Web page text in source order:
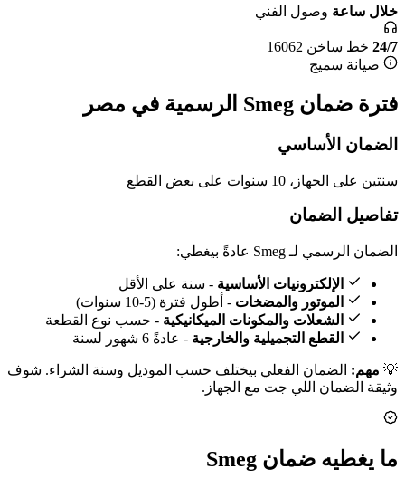
خلال ساعة وصول الفني
24/7 خط ساخن 16062
صيانة سميج
فترة ضمان Smeg الرسمية في مصر
الضمان الأساسي
سنتين على الجهاز، 10 سنوات على بعض القطع
تفاصيل الضمان
الضمان الرسمي لـ Smeg عادةً بيغطي:
الإلكترونيات الأساسية - سنة على الأقل
الموتور والمضخات - أطول فترة (5-10 سنوات)
الشعلات والمكونات الميكانيكية - حسب نوع القطعة
القطع التجميلية والخارجية - عادةً 6 شهور لسنة
💡 مهم: الضمان الفعلي بيختلف حسب الموديل وسنة الشراء. شوف
وثيقة الضمان اللي جت مع الجهاز.
ما يغطيه ضمان Smeg